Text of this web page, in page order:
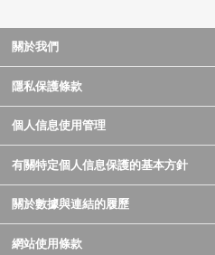
關於我們
隱私保護條款
個人信息使用管理
有關特定個人信息保護的基本方針
關於數據與連結的履歷
網站使用條款